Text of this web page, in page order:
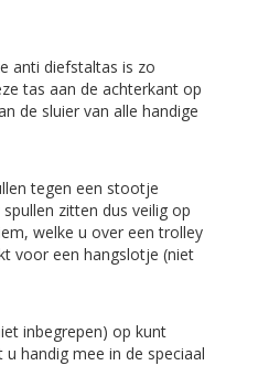
anti diefstaltas is zo
tas aan de achterkant op
de sluier van alle handige
tegen een stootje
zitten dus veilig op
welke u over een trolley
voor een hangslotje (niet
inbegrepen) op kunt
handig mee in de speciaal